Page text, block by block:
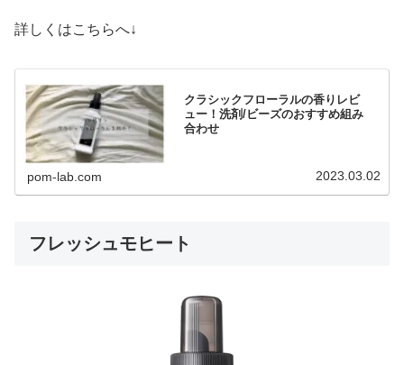
詳しくはこちらへ↓
クラシックフローラルの香りレビ
ュー！洗剤/ビーズのおすすめ組み
合わせ
pom-lab.com 2023.03.02
フレッシュモヒート